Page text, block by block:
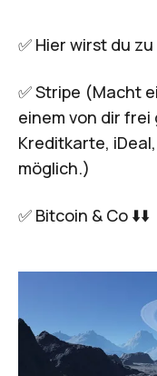
✅ Hier wirst du zu
✅Stripe (Macht
einem von dir
Kreditkarte,
möglich.)
✅ Bitcoin & Co ⬇️⬇️